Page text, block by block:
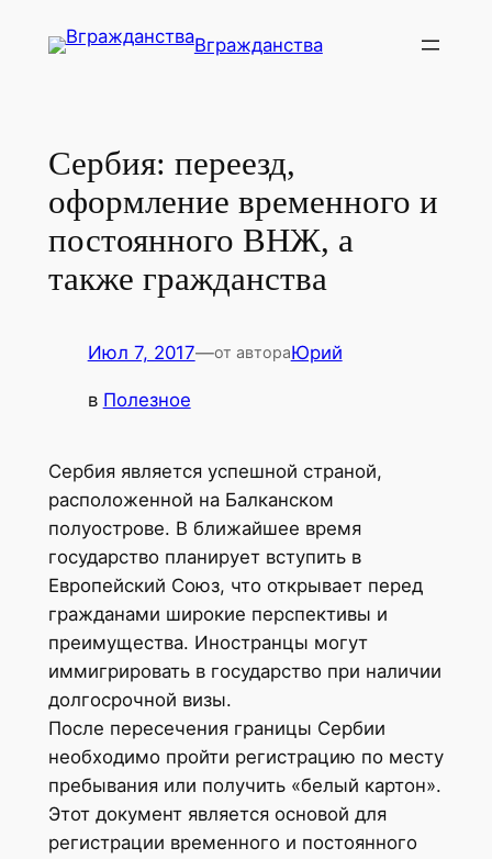
Вгражданства
Сербия: переезд,
оформление временного и
постоянного ВНЖ, а
также гражданства
Июл 7, 2017—от автораЮрий
в Полезное
Сербия является успешной страной,
расположенной на Балканском
полуострове. В ближайшее время
государство планирует вступить в
Европейский Союз, что открывает перед
гражданами широкие перспективы и
преимущества. Иностранцы могут
иммигрировать в государство при наличии
долгосрочной визы.
После пересечения границы Сербии
необходимо пройти регистрацию по месту
пребывания или получить «белый картон».
Этот документ является основой для
регистрации временного и постоянного